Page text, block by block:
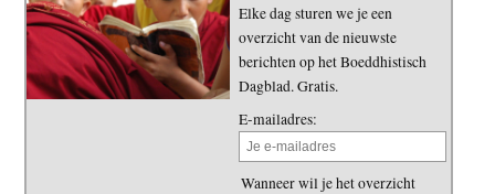
Elke dag sturen we je een
overzicht van de nieuwste
berichten op het Boeddhistisch
Dagblad. Gratis.
E-mailadres:
Wanneer wil je het overzicht